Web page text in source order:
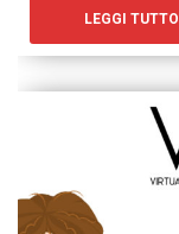
LEGGI TUTTO